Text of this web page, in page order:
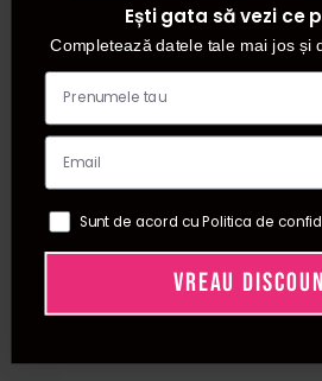
Ești gata să vezi ce
Completează datele tale mai jos și
Sunt de acord cu Politica de
VREAU